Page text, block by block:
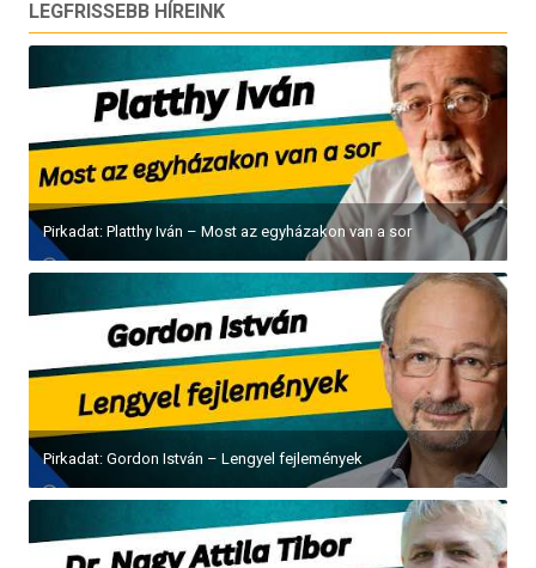
LEGFRISSEBB HÍREINK
Pirkadat: Platthy Iván – Most az egyházakon van a sor
Pirkadat: Gordon István – Lengyel fejlemények